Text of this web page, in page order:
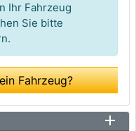
Ihr Fahrzeug
Sie bitte
Fahrzeug?